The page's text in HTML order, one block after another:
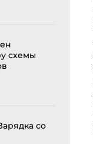
схемы
со